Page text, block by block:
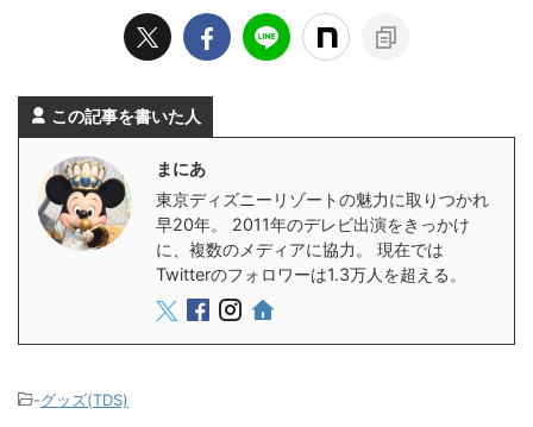
この記事を書いた人
まにあ
東京ディズニーリゾートの魅力に取りつかれ
早20年。 2011年のデレビ出演をきっかけ
に、複数のメディアに協力。 現在では
Twitterのフォロワーは1.3万人を超える。
-グッズ(TDS)